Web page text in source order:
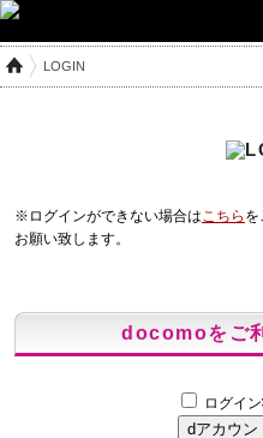
LOGIN
※ログインができない場合はこちら を
お願い致します。
docomoをご
ログイ